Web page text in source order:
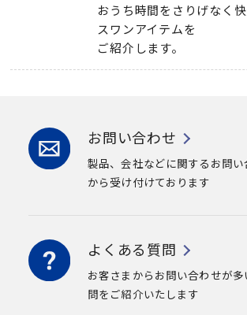
おうち時間をさりげなく
スワンアイテムを
ご紹介します。
お問い合わせ
製品、会社などに関するお問い
から受け付けております
よくある質問
お客さまからお問い合わせが多
問をご紹介いたします